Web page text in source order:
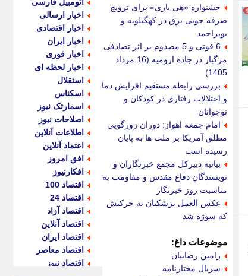
جشنواره «هی یاری» برای ترویج
صرفه جویی برق در کهگیلویه و
بویراحمد
6 فوتی و 5 مصدوم بر اثر تصادفی
مرگبار در جاده ارومیه (16 مرداد
1405)
بررسی رابطه مستقیم افزایش دما
و اختلالات رفتاری در کودکان و
نوجوانان
امام جمعه اهواز: دوران زورگویی
مطلق آمریکا بر ملت ها به پایان
رسیده است
بیانیه دبیرکل مجمع خبرنگاران و
نویسندگان دفاع مقدس و مقاومت به
مناسبت روز خبرنگار
عکس العمل پزشکیان به حرکتش
که سوژه شد
موضوعات داغ:
رامین رضاییان
سریال مختارنامه
اخبار ارسالی
اخبار اقتصادی
اخبار ایران
اخبار فوری
اخبار لحظه ای
استقلال
اسکناس
اسمارتک نیوز
اصلاحات نیوز
اطلاعات آنلاین
اعتماد آنلاین
افق امروز
افکارنیوز
اقتصاد 100
اقتصاد 24
اقتصاد آزاد
اقتصاد آنلاین
اقتصاد ایران
اقتصاد معاصر
اقتصاد نیوز